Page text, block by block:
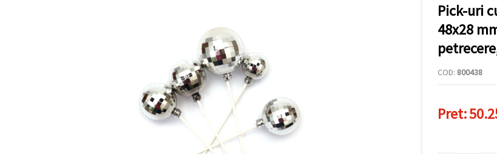
Pick-uri
48x28
COD: 800438
Pret: